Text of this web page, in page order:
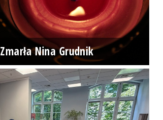
Zmarła Nina Grudnik